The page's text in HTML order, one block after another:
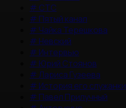
# СТС
# Пятый канал
# Чайка Терешкова
# Невский
# Интервью
# Юрий Стоянов
#Лариса Гузеева
# История его служанки
# Павел Прилучный